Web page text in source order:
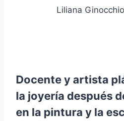
Liliana Ginocchio
Docente y artista
la joyería después
en la pintura y la